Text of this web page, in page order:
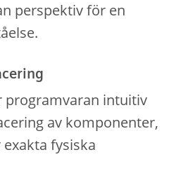
perspektiv för en
programvaran intuitiv
av komponenter,
fysiska